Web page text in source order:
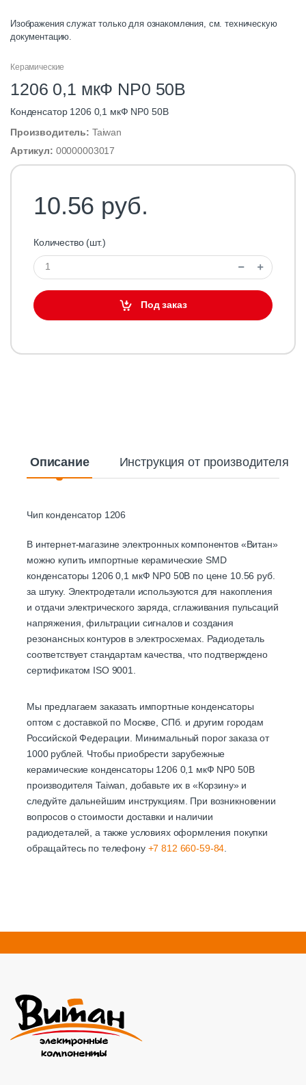
Изображения служат только для ознакомления, см. техническую
документацию.
Керамические
1206 0,1 мкФ NP0 50В
Конденсатор 1206 0,1 мкФ NP0 50В
Производитель: Taiwan
Артикул: 00000003017
10.56 руб.
Количество (шт.)
Под заказ
Описание Инструкция от производителя
Чип конденсатор 1206
В интернет-магазине электронных компонентов «Витан»
можно купить импортные керамические SMD
конденсаторы 1206 0,1 мкФ NP0 50В по цене 10.56 руб.
за штуку. Электродетали используются для накопления
и отдачи электрического заряда, сглаживания пульсаций
напряжения, фильтрации сигналов и создания
резонансных контуров в электросхемах. Радиодеталь
соответствует стандартам качества, что подтверждено
сертификатом ISO 9001.
Мы предлагаем заказать импортные конденсаторы
оптом с доставкой по Москве, СПб. и другим городам
Российской Федерации. Минимальный порог заказа от
1000 рублей. Чтобы приобрести зарубежные
керамические конденсаторы 1206 0,1 мкФ NP0 50В
производителя Taiwan, добавьте их в «Корзину» и
следуйте дальнейшим инструкциям. При возникновении
вопросов о стоимости доставки и наличии
радиодеталей, а также условиях оформления покупки
обращайтесь по телефону +7 812 660-59-84.